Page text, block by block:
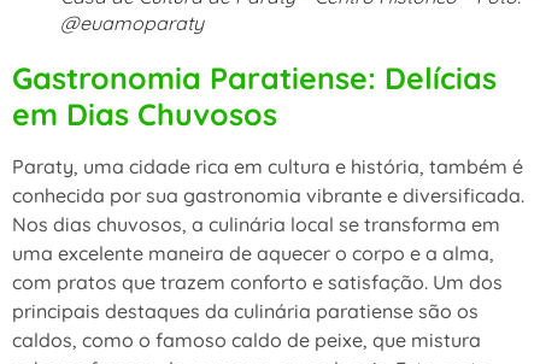
@euamoparaty
Gastronomia Paratiense: Delícias
em Dias Chuvosos
Paraty, uma cidade rica em cultura e história, também é
conhecida por sua gastronomia vibrante e diversificada.
Nos dias chuvosos, a culinária local se transforma em
uma excelente maneira de aquecer o corpo e a alma,
com pratos que trazem conforto e satisfação. Um dos
principais destaques da culinária paratiense são os
caldos, como o famoso caldo de peixe, que mistura